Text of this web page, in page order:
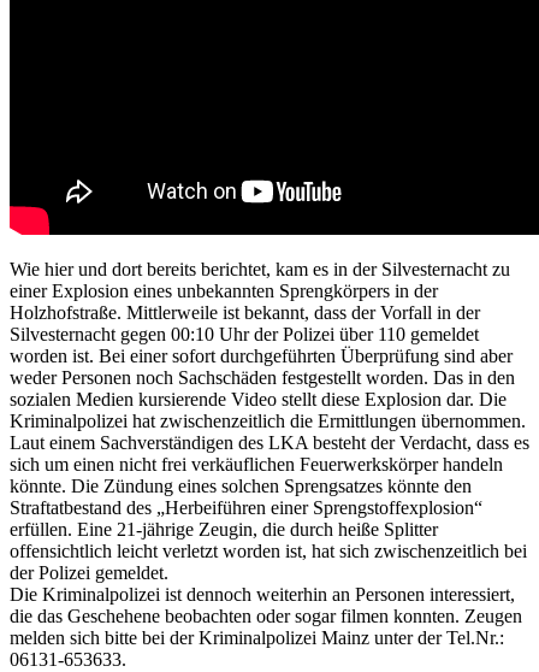
Wie hier und dort bereits berichtet, kam es in der Silvesternacht zu
einer Explosion eines unbekannten Sprengkörpers in der
Holzhofstraße. Mittlerweile ist bekannt, dass der Vorfall in der
Silvesternacht gegen 00:10 Uhr der Polizei über 110 gemeldet
worden ist. Bei einer sofort durchgeführten Überprüfung sind aber
weder Personen noch Sachschäden festgestellt worden. Das in den
sozialen Medien kursierende Video stellt diese Explosion dar. Die
Kriminalpolizei hat zwischenzeitlich die Ermittlungen übernommen.
Laut einem Sachverständigen des LKA besteht der Verdacht, dass es
sich um einen nicht frei verkäuflichen Feuerwerkskörper handeln
könnte. Die Zündung eines solchen Sprengsatzes könnte den
Straftatbestand des „Herbeiführen einer Sprengstoffexplosion“
erfüllen. Eine 21-jährige Zeugin, die durch heiße Splitter
offensichtlich leicht verletzt worden ist, hat sich zwischenzeitlich bei
der Polizei gemeldet.
Die Kriminalpolizei ist dennoch weiterhin an Personen interessiert,
die das Geschehene beobachten oder sogar filmen konnten. Zeugen
melden sich bitte bei der Kriminalpolizei Mainz unter der Tel.Nr.:
06131-653633.